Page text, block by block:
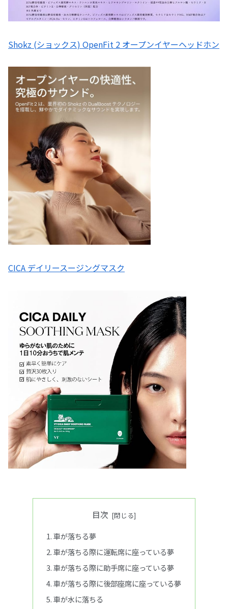
Shokz (ショックス) OpenFit 2 オープンイヤーヘッドホン
CICA デイリースージングマスク
目次
車が落ちる夢
車が落ちる際に運転席に座っている夢
車が落ちる際に助手席に座っている夢
車が落ちる際に後部座席に座っている夢
車が水に落ちる